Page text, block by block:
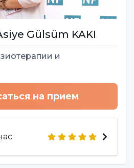
Gülsüm KAKI
и
на прием